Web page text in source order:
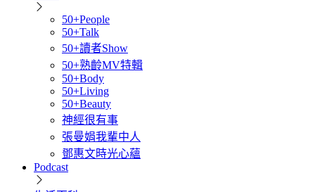
50+People
50+Talk
50+讀者Show
50+熟齡MV特輯
50+Body
50+Living
50+Beauty
神經很有事
張曼娟我輩中人
鄧惠文時光心蘊
Podcast